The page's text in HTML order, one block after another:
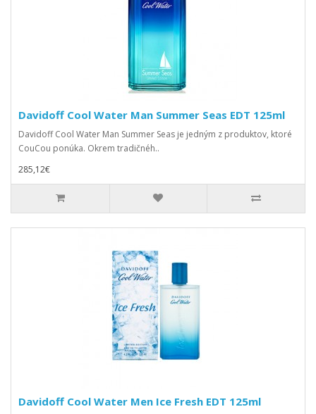
Davidoff Cool Water Man Summer Seas EDT 125ml
Davidoff Cool Water Man Summer Seas je jedným z produktov, ktoré
CouCou ponúka. Okrem tradičnéh..
285,12€
Davidoff Cool Water Men Ice Fresh EDT 125ml